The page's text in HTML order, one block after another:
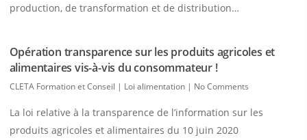
production, de transformation et de distribution…
Opération transparence sur les produits agricoles et
alimentaires vis-à-vis du consommateur !
CLETA Formation et Conseil | Loi alimentation | No Comments
La loi relative à la transparence de l’information sur les
produits agricoles et alimentaires du 10 juin 2020